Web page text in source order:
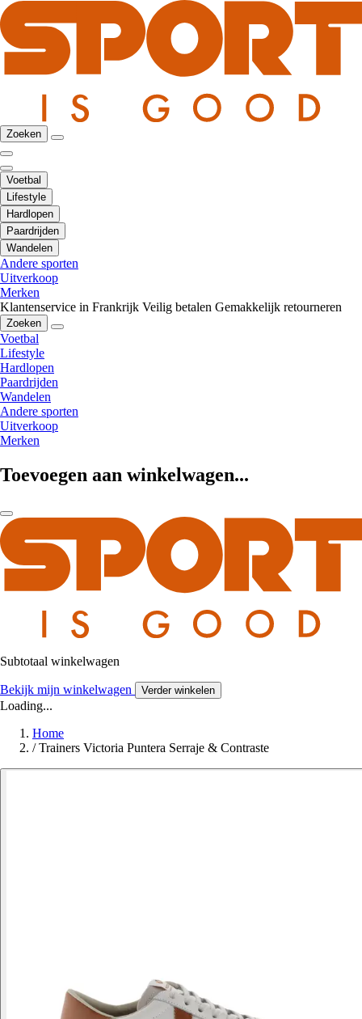
Zoeken
Voetbal
Lifestyle
Hardlopen
Paardrijden
Wandelen
Andere sporten
Uitverkoop
Merken
Klantenservice in Frankrijk Veilig betalen Gemakkelijk retourneren
Zoeken
Voetbal
Lifestyle
Hardlopen
Paardrijden
Wandelen
Andere sporten
Uitverkoop
Merken
Toevoegen aan winkelwagen...
Subtotaal winkelwagen
Bekijk mijn winkelwagen Verder winkelen
Loading...
Home
/ Trainers Victoria Puntera Serraje & Contraste